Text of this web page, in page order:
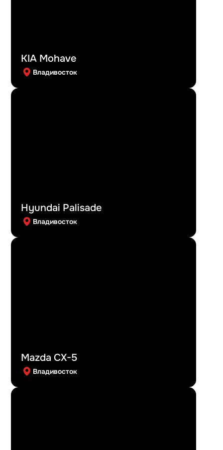
KIA Mohave
Владивосток
Hyundai Palisade
Владивосток
Mazda CX-5
Владивосток